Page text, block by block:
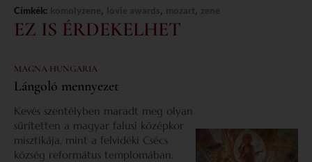
Címkék: , , ,
EZ IS ÉRDEKELHET
MAGNA HUNGARIA
Lángoló mennyezet
Kevés szentélyben maradt meg olyan
sűrítetten a magyar falusi középkor
misztikája, mint a felvidéki Csécs
község református templomában.